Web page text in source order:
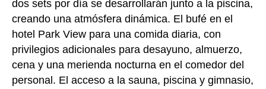
dos sets por día se desarrollarán junto a la piscina,
creando una atmósfera dinámica. El bufé en el
hotel Park View para una comida diaria, con
privilegios adicionales para desayuno, almuerzo,
cena y una merienda nocturna en el comedor del
personal. El acceso a la sauna, piscina y gimnasio,